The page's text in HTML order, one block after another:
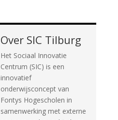
Over SIC Tilburg
Het Sociaal Innovatie
Centrum (SIC) is een
innovatief
onderwijsconcept van
Fontys Hogescholen in
samenwerking met externe